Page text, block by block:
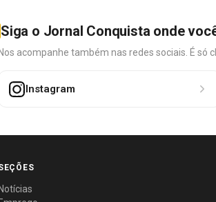
Siga o Jornal Conquista onde
Nos acompanhe também nas redes sociais. É só
Instagram
Notícias